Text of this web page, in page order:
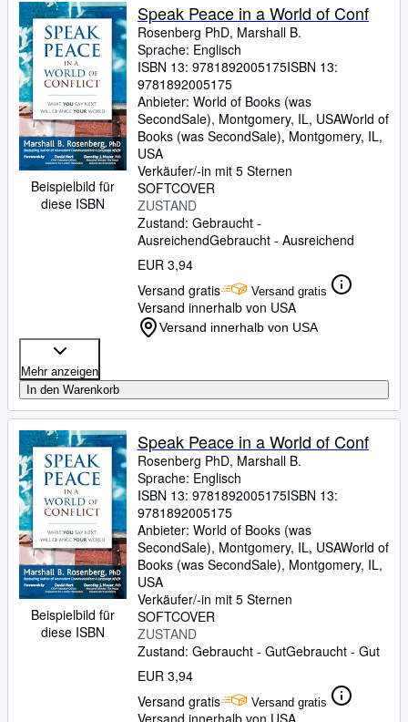
Beispielbild für
diese ISBN
Speak Peace in a World of Conf
Rosenberg PhD, Marshall B.
Sprache: Englisch
ISBN 13: 9781892005175ISBN 13:
9781892005175
Anbieter: World of Books (was
SecondSale), Montgomery, IL, USAWorld of
Books (was SecondSale), Montgomery, IL,
USA
Verkäufer/-in mit 5 Sternen
SOFTCOVER
ZUSTAND
Zustand: Gebraucht -
AusreichendGebraucht - Ausreichend
EUR 3,94
Versand gratis
Versand gratis
Versand innerhalb von USA
Versand innerhalb von USA
Mehr anzeigen
In den Warenkorb
Beispielbild für
diese ISBN
Speak Peace in a World of Conf
Rosenberg PhD, Marshall B.
Sprache: Englisch
ISBN 13: 9781892005175ISBN 13:
9781892005175
Anbieter: World of Books (was
SecondSale), Montgomery, IL, USAWorld of
Books (was SecondSale), Montgomery, IL,
USA
Verkäufer/-in mit 5 Sternen
SOFTCOVER
ZUSTAND
Zustand: Gebraucht - GutGebraucht - Gut
EUR 3,94
Versand gratis
Versand gratis
Versand innerhalb von USA